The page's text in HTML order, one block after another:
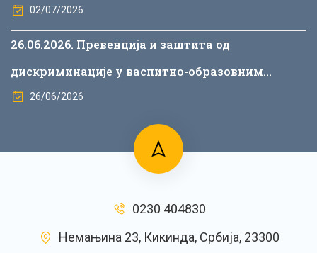
02/07/2026
26.06.2026. Превенција и заштита од
дискриминације у васпитно-образовним
установама
26/06/2026
0230 404830
Немањина 23, Кикинда, Србија, 23300